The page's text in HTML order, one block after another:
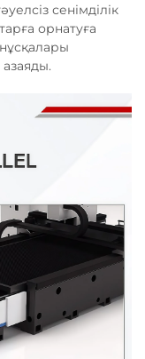
сенімділік
орнатуға